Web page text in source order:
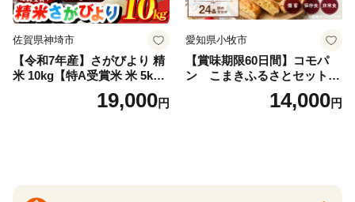
佐賀県神埼市
【令和7年産】さがびより 精
米 10kg【特A受賞米 米 5kg×
2袋 お米 コメ こめ 国産 美味
しい ブランド米 人気 ランキ
19,000円
愛知県小牧市
【賞味期限60日間】コモパ
ン こまきふるさとセット
（24個入り）／災害用備蓄
保存食 非常食 防災グッズに
14,000円